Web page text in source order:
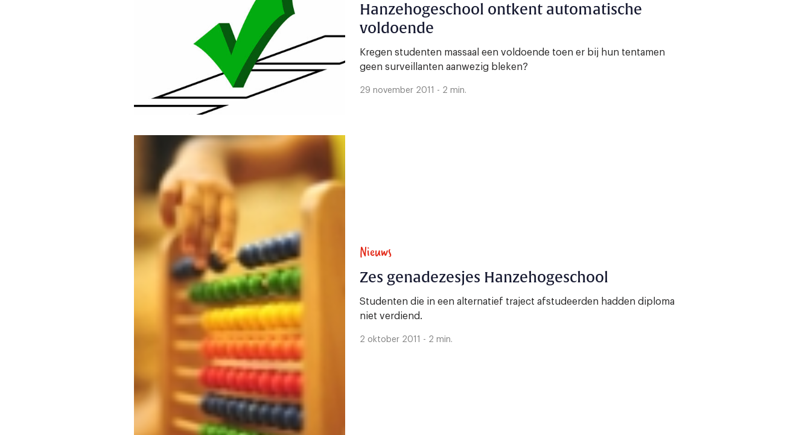
Hanzehogeschool ontkent automatische
voldoende
Kregen studenten massaal een voldoende toen er bij hun tentamen
geen surveillanten aanwezig bleken?
29 november 2011 - 2 min.
Nieuws
Zes genadezesjes Hanzehogeschool
Studenten die in een alternatief traject afstudeerden hadden diploma
niet verdiend.
2 oktober 2011 - 2 min.